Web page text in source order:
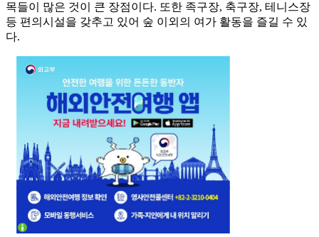
목들이 많은 것이 큰 장점이다. 또한 족구장, 축구장, 테니스장
등 편의시설을 갖추고 있어 숲 이외의 여가 활동을 즐길 수 있
다.